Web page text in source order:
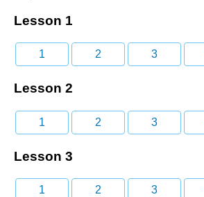
Lesson 1
1 2 3
Lesson 2
1 2 3
Lesson 3
1 2 3